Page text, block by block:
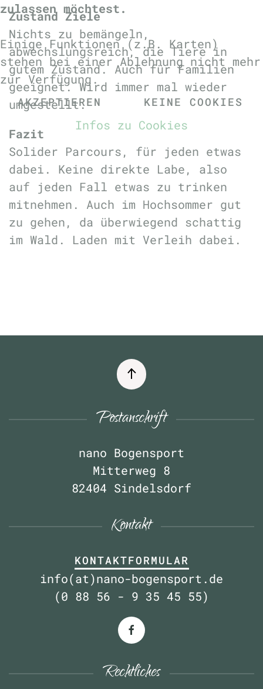
Zustand Ziele
Nichts zu bemängeln,
abwechslungsreich, die Tiere in
gutem Zustand. Auch für Familien
geeignet. Wird immer mal wieder
umgestellt.
Fazit
Solider Parcours, für jeden etwas
dabei. Keine direkte Labe, also
auf jeden Fall etwas zu trinken
mitnehmen. Auch im Hochsommer gut
zu gehen, da überwiegend schattig
im Wald. Laden mit Verleih dabei.
Postanschrift
nano Bogensport
Mitterweg 8
82404 Sindelsdorf
Kontakt
KONTAKTFORMULAR
info(at)nano-bogensport.de
(0 88 56 - 9 35 45 55)
Rechtliches
zulassen möchtest.
Einige Funktionen (z.B. Karten)
stehen bei einer Ablehnung nicht mehr
zur Verfügung.
AKZEPTIEREN KEINE COOKIES
Infos zu Cookies